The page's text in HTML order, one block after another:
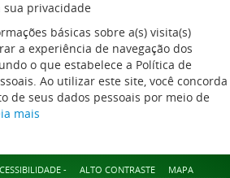
sua privacidade
básicas sobre a(s) visita(s)
a experiência de navegação dos
o que estabelece a Política de
Ao utilizar este site, você concorda
de seus dados pessoais por meio de
mais
- ALTO CONTRASTE MAPA